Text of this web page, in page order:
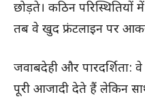
छोड़ते। कठिन परिस्थितियों
तब वे खुद फ्रंटलाइन पर
जवाबदेही और पारदर्शिता:
पूरी आजादी देते हैं लेकिन